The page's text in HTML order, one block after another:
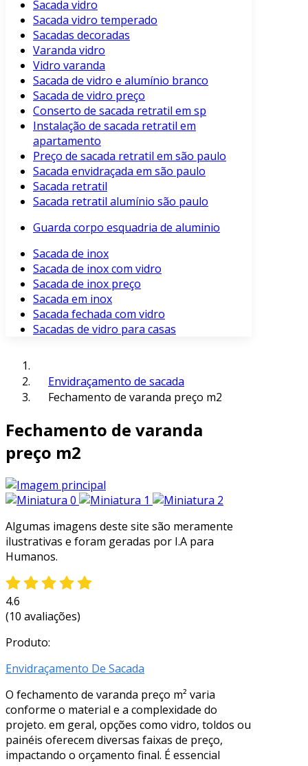
Sacada vidro
Sacada vidro temperado
Sacadas decoradas
Varanda vidro
Vidro varanda
Sacada de vidro e alumínio branco
Sacada de vidro preço
Conserto de sacada retratil em sp
Instalação de sacada retratil em
apartamento
Preço de sacada retratil em são paulo
Sacada envidraçada em são paulo
Sacada retratil
Sacada retratil alumínio são paulo
Guarda corpo esquadria de aluminio
Sacada de inox
Sacada de inox com vidro
Sacada de inox preço
Sacada em inox
Sacada fechada com vidro
Sacadas de vidro para casas
Envidraçamento de sacada
Fechamento de varanda preço m2
Fechamento de varanda
preço m2
Algumas imagens deste site são meramente
ilustrativas e foram geradas por I.A para
Humanos.
4.6
(10 avaliações)
Produto:
Envidraçamento De Sacada
O fechamento de varanda preço m² varia
conforme o material e a complexidade do
projeto. em geral, opções como vidro, toldos ou
painéis oferecem diversas faixas de preço,
impactando o orçamento final. É essencial